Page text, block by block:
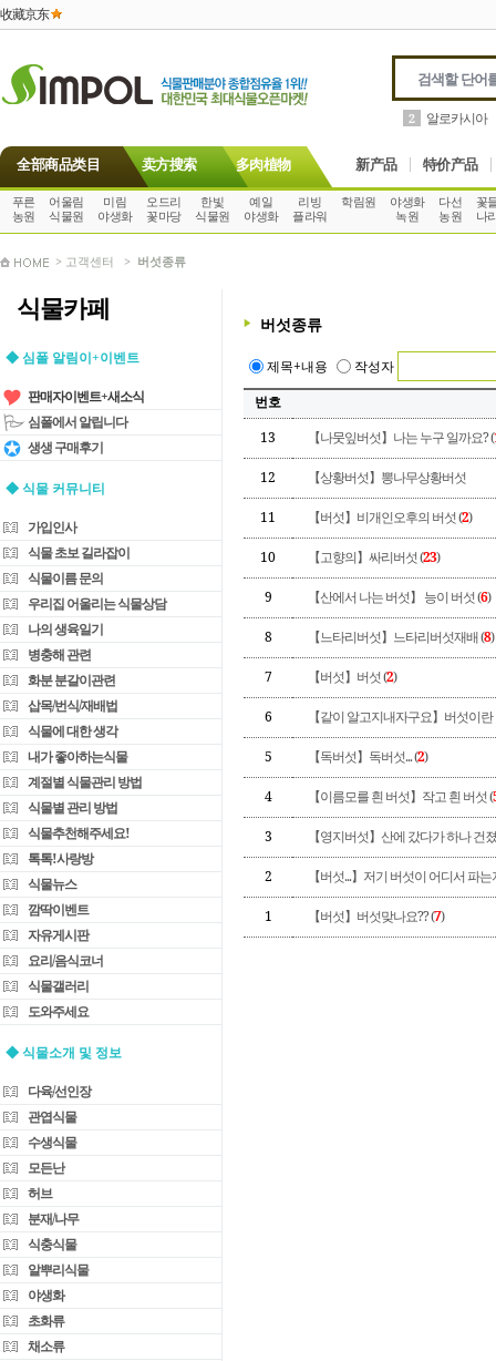
收藏京东
2 알로카시아
全部商品类目 卖方搜索 多肉植物 新产品 特价产品
푸른
농원
어울림
식물원
미림
야생화
오드리
꽃마당
한빛
식물원
예일
야생화
리빙
플라워
학림원
야생화
녹원
다선
농원
꽃
나
> 고객센터 > 버섯종류
식물카페
◆ 심폴 알림이+이벤트
판매자이벤트+새소식
심폴에서 알립니다
생생 구매후기
◆ 식물 커뮤니티
가입인사
식물 초보 길라잡이
식물이름 문의
우리집 어울리는 식물상담
나의 생육일기
병충해 관련
화분 분갈이관련
삽목/번식/재배법
식물에 대한 생각
내가 좋아하는식물
계절별 식물관리 방법
식물별 관리 방법
식물추천해주세요!
톡톡!사랑방
식물뉴스
깜딱이벤트
자유게시판
요리/음식코너
식물갤러리
도와주세요
◆ 식물소개 및 정보
다육/선인장
관엽식물
수생식물
모든난
허브
분재/나무
식충식물
알뿌리식물
야생화
초화류
채소류
버섯종류
번호
13
【나뭇잎버섯】나는 누구 일까요? (
12 【상황버섯】뽕나무상황버섯
11 【버섯】비개인오후의 버섯 (2)
10 【고향의】싸리버섯 (23)
9 【산에서 나는 버섯】 능이 버섯 (6)
8 【느타리버섯】느타리버섯재배 (8)
7 【버섯】버섯 (2)
6 【같이 알고지내자구요】버섯이
5 【독버섯】독버섯... (2)
4 【이름모를 흰 버섯】작고 흰 버섯 (
3 【영지버섯】산에 갔다가 하나 건
2 【버섯...】저기 버섯이 어디서 파는
1 【버섯】버섯맞나요?? (7)
제목+내용 작성자